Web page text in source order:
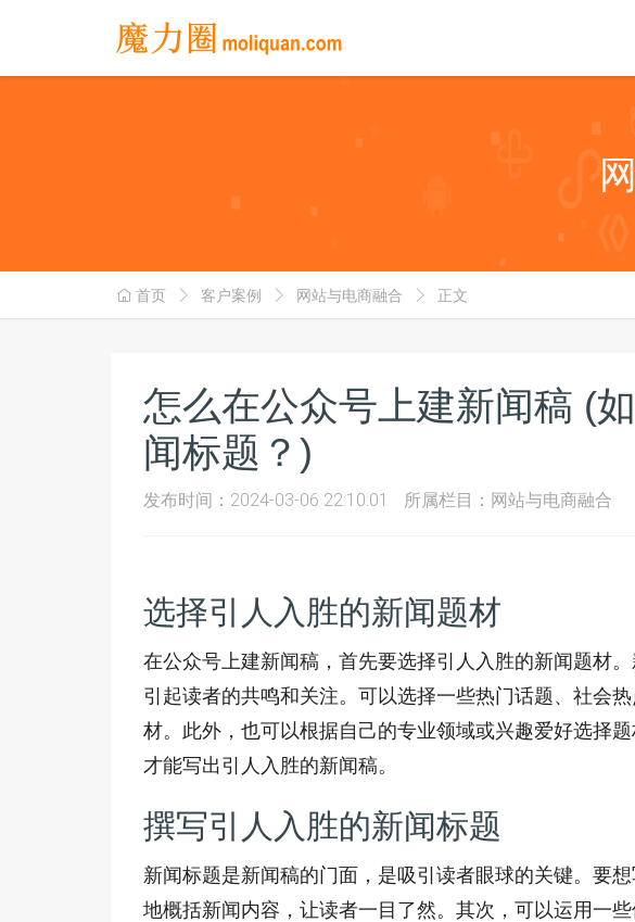
首页 客户案例 网站与电商融合 正文
怎么在公众号上建新闻稿 (
闻标题？)
发布时间：2024-03-06 22:10:01 所属栏目： 网站与电商融合
选择引人入胜的新闻题材
在公众号上建新闻稿，首先要选择引人入胜的新闻题材
引起读者的共鸣和关注。可以选择一些热门话题、社会
材。此外，也可以根据自己的专业领域或兴趣爱好选择
才能写出引人入胜的新闻稿。
撰写引人入胜的新闻标题
新闻标题是新闻稿的门面，是吸引读者眼球的关键。要
地概括新闻内容，让读者一目了然。其次，可以运用一